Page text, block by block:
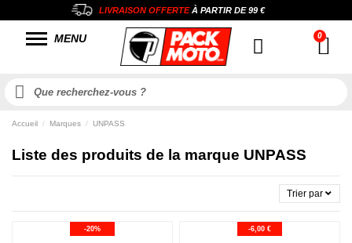
LIVRAISON OFFERTEÀ PARTIR DE99 €
MENU
Accueil Marques UNPASS
Liste des produits de la marque UNPASS
Trier par
-20% -6,00 €